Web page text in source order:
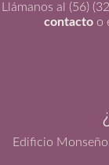
Llámanos al (56)
contacto o
Edificio